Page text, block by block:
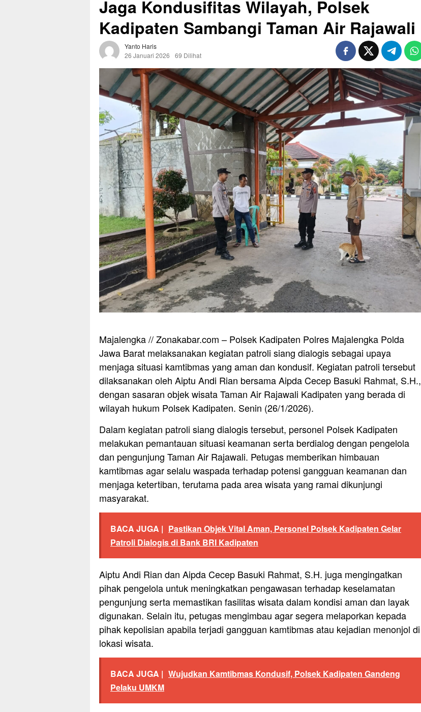
Jaga Kondusifitas Wilayah, Polsek
Kadipaten Sambangi Taman Air Rajawali
Yanto Haris
26 Januari 2026
69 Dilihat
Majalengka // Zonakabar.com – Polsek Kadipaten Polres Majalengka Polda
Jawa Barat melaksanakan kegiatan patroli siang dialogis sebagai upaya
menjaga situasi kamtibmas yang aman dan kondusif. Kegiatan patroli tersebut
dilaksanakan oleh Aiptu Andi Rian bersama Aipda Cecep Basuki Rahmat, S.H.,
dengan sasaran objek wisata Taman Air Rajawali Kadipaten yang berada di
wilayah hukum Polsek Kadipaten. Senin (26/1/2026).
Dalam kegiatan patroli siang dialogis tersebut, personel Polsek Kadipaten
melakukan pemantauan situasi keamanan serta berdialog dengan pengelola
dan pengunjung Taman Air Rajawali. Petugas memberikan himbauan
kamtibmas agar selalu waspada terhadap potensi gangguan keamanan dan
menjaga ketertiban, terutama pada area wisata yang ramai dikunjungi
masyarakat.
BACA JUGA | Pastikan Objek Vital Aman, Personel Polsek Kadipaten Gelar
Patroli Dialogis di Bank BRI Kadipaten
Aiptu Andi Rian dan Aipda Cecep Basuki Rahmat, S.H. juga mengingatkan
pihak pengelola untuk meningkatkan pengawasan terhadap keselamatan
pengunjung serta memastikan fasilitas wisata dalam kondisi aman dan layak
digunakan. Selain itu, petugas mengimbau agar segera melaporkan kepada
pihak kepolisian apabila terjadi gangguan kamtibmas atau kejadian menonjol di
lokasi wisata.
BACA JUGA | Wujudkan Kamtibmas Kondusif, Polsek Kadipaten Gandeng
Pelaku UMKM